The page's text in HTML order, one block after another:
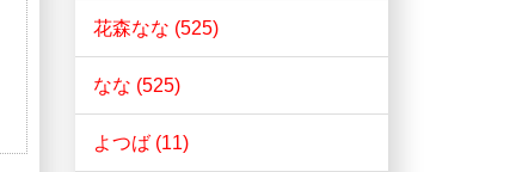
花森なな (525)
なな (525)
よつば (11)